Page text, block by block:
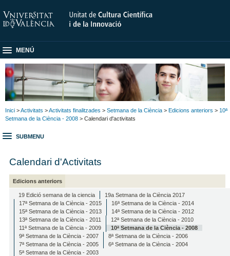
MENÚ
Inici >Activitats >Activitats finalitzades > Setmana de la Ciència > Edicions anteriors > 10ª
Setmana de la Ciència - 2008 > Calendari d'activitats
SUBMENU
Calendari d'Activitats
Edicions anteriors
19 Edició semana de la ciencia
19a Setmana de la Ciència 2017
17ª Setmana de la Ciència - 2015
16ª Setmana de la Ciència - 2014
15ª Setmana de la Ciència - 2013
14ª Setmana de la Ciència - 2012
13ª Setmana de la Ciència - 2011
12ª Setmana de la Ciència - 2010
11ª Setmana de la Ciència - 2009
10ª Setmana de la Ciència - 2008
9ª Setmana de la Ciència - 2007
8ª Setmana de la Ciència - 2006
7ª Setmana de la Ciència - 2005
6ª Setmana de la Ciència - 2004
5ª Setmana de la Ciència - 2003